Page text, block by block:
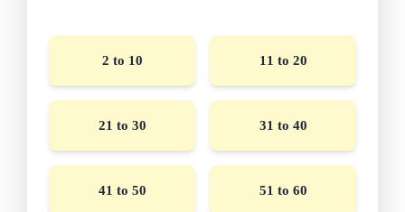
2 to 10 11 to 20
21 to 30 31 to 40
41 to 50 51 to 60